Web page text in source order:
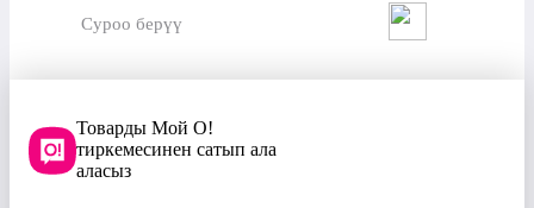
Суроо берүү
Товарды Мой О!
тиркемесинен сатып ала
аласыз